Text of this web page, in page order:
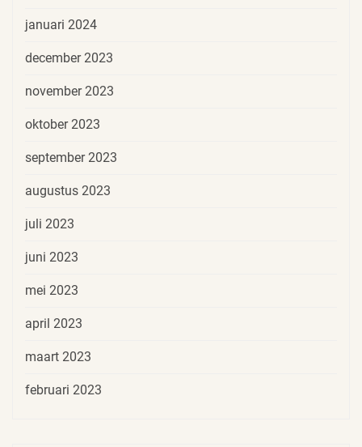
januari 2024
december 2023
november 2023
oktober 2023
september 2023
augustus 2023
juli 2023
juni 2023
mei 2023
april 2023
maart 2023
februari 2023